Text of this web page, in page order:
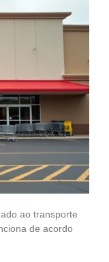
ao transporte
de acordo